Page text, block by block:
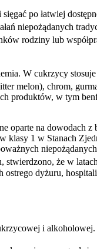
po łatwiej
niepożądanych
rodziny lub
W cukrzycy stosuje
melon), chrom,
produktów, w tym
oparte na dowodach z
klasy 1 w Stanach
stwierdzono, że w
dyżuru,
i alkoholowej.